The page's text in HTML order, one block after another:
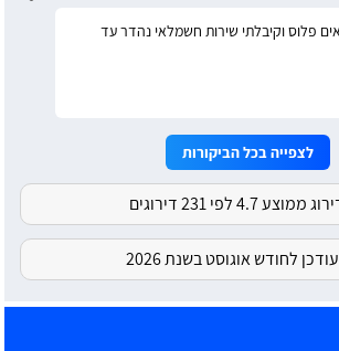
פלוס וקיבלתי שירות חשמלאי נהדר עד
לצפייה בכל הביקורות
ממוצע 4.7 לפי 231 דירוגים
לחודש אוגוסט בשנת 2026